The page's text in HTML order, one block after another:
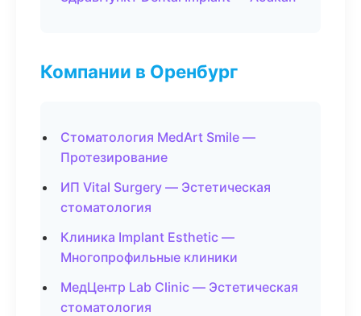
Компании в Оренбург
Стоматология MedArt Smile —
Протезирование
ИП Vital Surgery — Эстетическая
стоматология
Клиника Implant Esthetic —
Многопрофильные клиники
МедЦентр Lab Clinic — Эстетическая
стоматология